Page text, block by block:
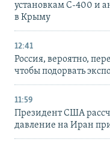
установкам С-400 и
в Крыму
12:41
Россия, вероятно,
чтобы подорвать
11:59
Президент США
давление на Иран